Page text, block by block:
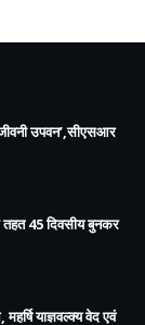
उपवन’,सीएसआर
तहत 45 दिवसीय बुनकर
याज्ञवल्क्य वेद एवं